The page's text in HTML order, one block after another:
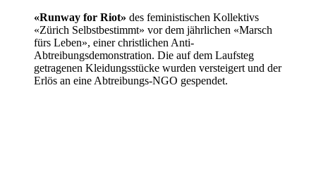
«Runway for Riot» des feministischen Kollektivs
«Zürich Selbstbestimmt» vor dem jährlichen «Marsch
fürs Leben», einer christlichen Anti-
Abtreibungsdemonstration. Die auf dem Laufsteg
getragenen Kleidungsstücke wurden versteigert und der
Erlös an eine Abtreibungs-NGO gespendet.